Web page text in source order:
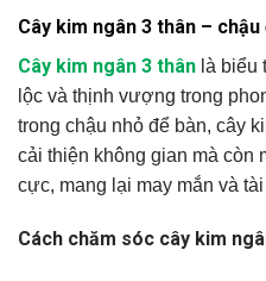
Cây kim ngân 3 thân –
Cây kim ngân 3 thân là biểu
lộc và thịnh vượng trong
trong chậu nhỏ để bàn, cây
cải thiện không gian mà còn
cực, mang lại may mắn và
Cách chăm sóc cây kim